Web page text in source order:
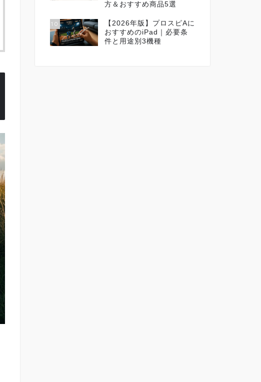
方＆おすすめ商品5選
10
【2026年版】プロスピAに
おすすめのiPad｜必要条
件と用途別3機種